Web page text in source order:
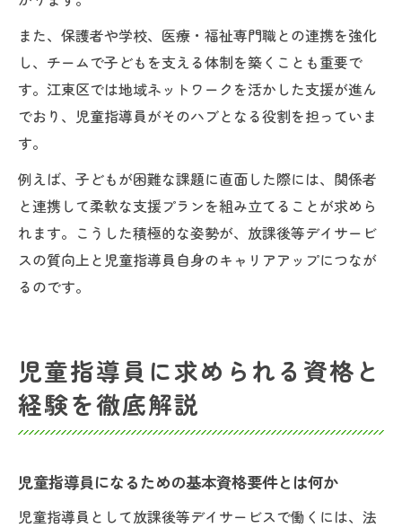
また、保護者や学校、医療・福祉専門職との連携を強化
し、チームで子どもを支える体制を築くことも重要で
す。江東区では地域ネットワークを活かした支援が進ん
でおり、児童指導員がそのハブとなる役割を担っていま
す。
例えば、子どもが困難な課題に直面した際には、関係者
と連携して柔軟な支援プランを組み立てることが求めら
れます。こうした積極的な姿勢が、放課後等デイサービ
スの質向上と児童指導員自身のキャリアアップにつなが
るのです。
児童指導員に求められる資格と
経験を徹底解説
児童指導員になるための基本資格要件とは何か
児童指導員として放課後等デイサービスで働くには、法